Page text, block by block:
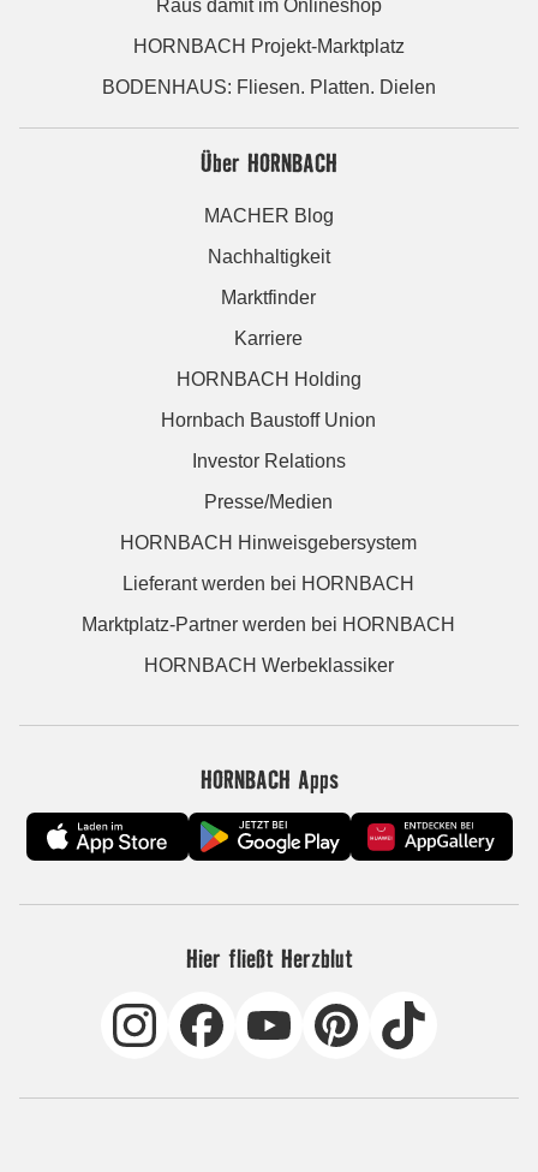
Raus damit im Onlineshop
HORNBACH Projekt-Marktplatz
BODENHAUS: Fliesen. Platten. Dielen
Über HORNBACH
MACHER Blog
Nachhaltigkeit
Marktfinder
Karriere
HORNBACH Holding
Hornbach Baustoff Union
Investor Relations
Presse/Medien
HORNBACH Hinweisgebersystem
Lieferant werden bei HORNBACH
Marktplatz-Partner werden bei HORNBACH
HORNBACH Werbeklassiker
HORNBACH Apps
Hier fließt Herzblut